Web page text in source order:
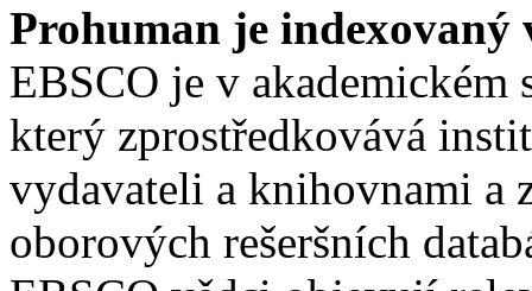
Prohuman je indexovaný
EBSCO je v akademickém
který zprostředkovává
vydavateli a knihovnami
oborových rešeršních